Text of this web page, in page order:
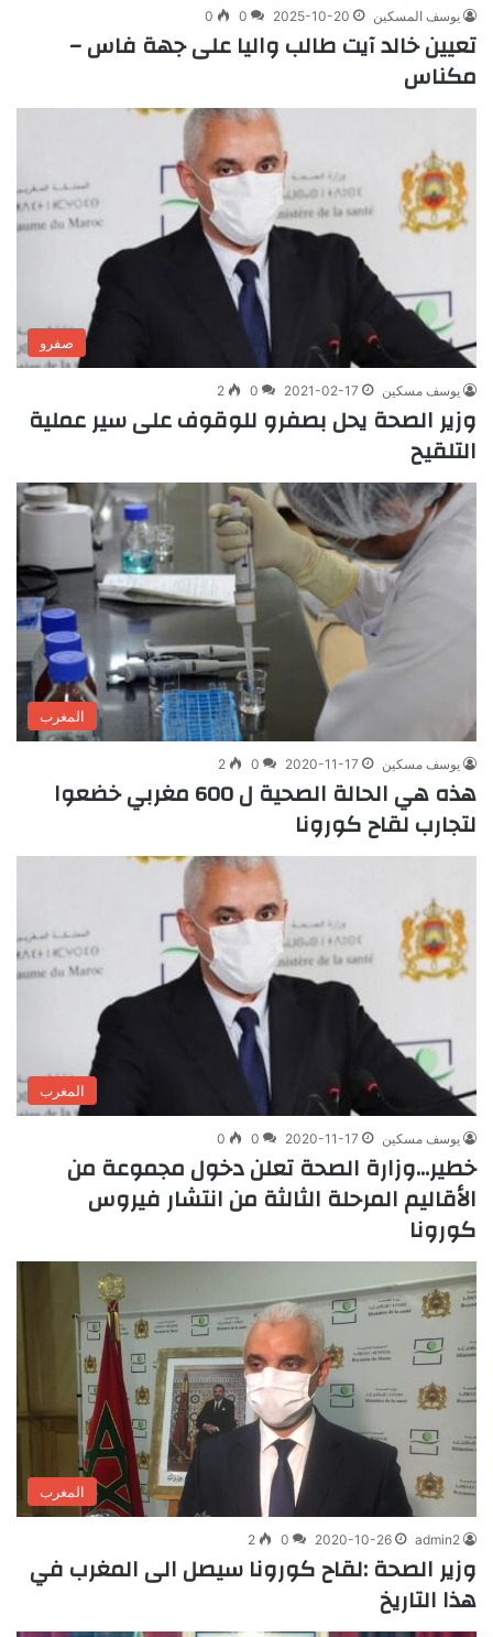
يوسف المسكين 2025-10-20
0
0
تعيين خالد آيت طالب واليا على جهة فاس –
مكناس
صفرو
يوسف مسكين 2021-02-17
0
2
وزير الصحة يحل بصفرو للوقوف على سير عملية
التلقيح
المغرب
يوسف مسكين 2020-11-17
0
2
هذه هي الحالة الصحية ل 600 مغربي خضعوا
لتجارب لقاح كورونا
المغرب
يوسف مسكين 2020-11-17
0
0
خطير…وزارة الصحة تعلن دخول مجموعة من
الأقاليم المرحلة الثالثة من انتشار فيروس
كورونا
المغرب
admin2
2020-10-26
0
2
وزير الصحة :لقاح كورونا سيصل الى المغرب في
هذا التاريخ